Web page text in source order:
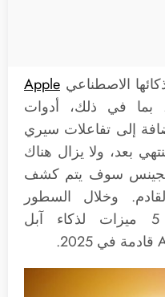
الاصطناعي Apple
بما في ذلك، أدوات
إلى تفاعلات سيري
بعد، ولا يزال هناك
سوف يتم كشف
وخلال السطور
القادمة، سوف نستعرض 5 ميزات لذكاء آبل